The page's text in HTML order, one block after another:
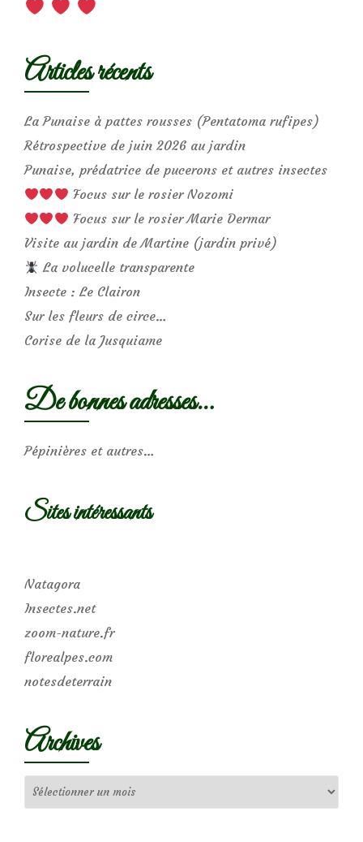
Articles récents
La Punaise à pattes rousses (Pentatoma rufipes)
Rétrospective de juin 2026 au jardin
Punaise, prédatrice de pucerons et autres insectes
Focus sur le rosier Nozomi
Focus sur le rosier Marie Dermar
Visite au jardin de Martine (jardin privé)
La volucelle transparente
Insecte : Le Clairon
Sur les fleurs de circe…
Corise de la Jusquiame
De bonnes adresses…
Pépinières et autres…
Sites intéressants
Natagora
Insectes.net
zoom-nature.fr
florealpes.com
notesdeterrain
Archives